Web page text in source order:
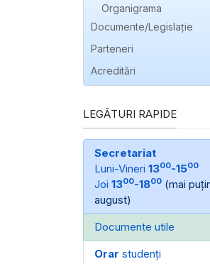
Organigrama
Documente/Legislație
Parteneri
Acreditări
LEGĂTURI RAPIDE
Secretariat
Luni-Vineri 1300-1500
Joi 1300-1800 (mai
august)
Documente utile
Orar studenți